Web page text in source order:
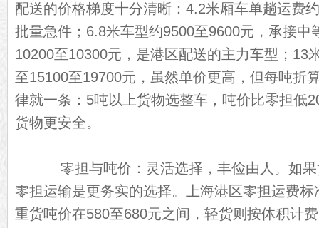
配送的价格梯度十分清晰：4.2米厢车单趟运费
批量急件；6.8米车型约9500至9600元，承接中
10200至10300元，是港区配送的主力车型；13
至15100至19700元，虽然单价更高，但每吨折
律就一条：5吨以上货物选整车，吨价比零担低
货物更安全。
零担与吨价：灵活选择，丰俭由人。如果
零担运输是更务实的选择。上海港区零担运费
重货吨价在580至680元之间，轻货则按体积计